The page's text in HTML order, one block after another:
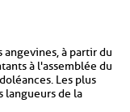
angevines, à partir du
à l'assemblée du
Les plus
langueurs de la